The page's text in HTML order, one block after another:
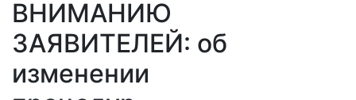
ВНИМАНИЮ
ЗАЯВИТЕЛЕЙ: об
изменении